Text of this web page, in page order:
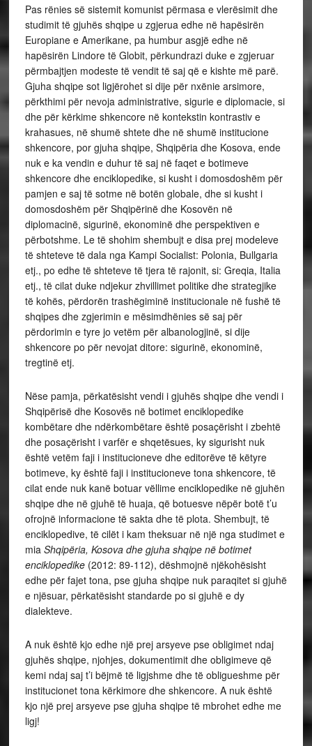
Pas rënies së sistemit komunist përmasa e vlerësimit dhe
studimit të gjuhës shqipe u zgjerua edhe në hapësirën
Europiane e Amerikane, pa humbur asgjë edhe në
hapësirën Lindore të Globit, përkundrazi duke e zgjeruar
përmbajtjen modeste të vendit të saj që e kishte më parë.
Gjuha shqipe sot ligjërohet si dije për nxënie arsimore,
përkthimi për nevoja administrative, sigurie e diplomacie, si
dhe për kërkime shkencore në kontekstin kontrastiv e
krahasues, në shumë shtete dhe në shumë institucione
shkencore, por gjuha shqipe, Shqipëria dhe Kosova, ende
nuk e ka vendin e duhur të saj në faqet e botimeve
shkencore dhe enciklopedike, si kusht i domosdoshëm për
pamjen e saj të sotme në botën globale, dhe si kusht i
domosdoshëm për Shqipërinë dhe Kosovën në
diplomacinë, sigurinë, ekonominë dhe perspektiven e
përbotshme. Le të shohim shembujt e disa prej modeleve
të shteteve të dala nga Kampi Socialist: Polonia, Bullgaria
etj., po edhe të shteteve të tjera të rajonit, si: Greqia, Italia
etj., të cilat duke ndjekur zhvillimet politike dhe strategjike
të kohës, përdorën trashëgiminë institucionale në fushë të
shqipes dhe zgjerimin e mësimdhënies së saj për
përdorimin e tyre jo vetëm për albanologjinë, si dije
shkencore po për nevojat ditore: sigurinë, ekonominë,
tregtinë etj.
Nëse pamja, përkatësisht vendi i gjuhës shqipe dhe vendi i
Shqipërisë dhe Kosovës në botimet enciklopedike
kombëtare dhe ndërkombëtare është posaçërisht i zbehtë
dhe posaçërisht i varfër e shqetësues, ky sigurisht nuk
është vetëm faji i institucioneve dhe editorëve të këtyre
botimeve, ky është faji i institucioneve tona shkencore, të
cilat ende nuk kanë botuar vëllime enciklopedike në gjuhën
shqipe dhe në gjuhë të huaja, që botuesve nëpër botë t’u
ofrojnë informacione të sakta dhe të plota. Shembujt, të
enciklopedive, të cilët i kam theksuar në një nga studimet e
mia Shqipëria, Kosova dhe gjuha shqipe në botimet
enciklopedike (2012: 89-112), dëshmojnë njëkohësisht
edhe për fajet tona, pse gjuha shqipe nuk paraqitet si gjuhë
e njësuar, përkatësisht standarde po si gjuhë e dy
dialekteve.
A nuk është kjo edhe një prej arsyeve pse obligimet ndaj
gjuhës shqipe, njohjes, dokumentimit dhe obligimeve që
kemi ndaj saj t’i bëjmë të ligjshme dhe të obligueshme për
institucionet tona kërkimore dhe shkencore. A nuk është
kjo një prej arsyeve pse gjuha shqipe të mbrohet edhe me
ligj!